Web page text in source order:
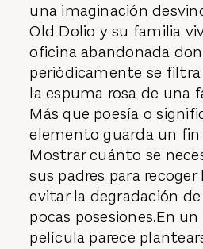
una imaginación
Old Dolio y su familia
oficina abandonada
periódicamente se filtra
la espuma rosa de una
Más que poesía o
elemento guarda un
Mostrar cuánto se
sus padres para
evitar la degradación
pocas posesiones.En
película parece